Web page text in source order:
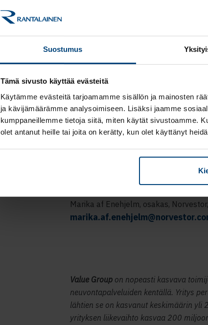
Suostumus
Tämä sivusto käyttää evästeitä
Käytämme evästeitä tarjoamamme sisällön ja mainosten
ja kävijämäärämme analysoimiseen. Lisäksi jaamme
kumppaneillemme tietoja siitä, miten käytät sivustoamme.
olet antanut heille tai joita on kerätty, kun olet käyttänyt
Marika af Enehjelm
Lisätiedot:
Martin Vikesland, toimitusjohtaja,
sähköpostimv@vacc.no
Jukka Rosenberg, toimitusjohtaja,
Marika af Enehjelm, osakas,
Value Group on nopeasti kasvava
neuvontapalveluiden kentällä. Yritys
lähtien se on kasvanut keskimäärin yli
yrityksen liikevaihto kasvaa 200